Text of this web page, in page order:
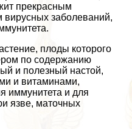
прекрасным
вирусных заболеваний,
плоды которого
по содержанию
и полезный настой,
и витаминами,
иммунитета и для
язве, маточных